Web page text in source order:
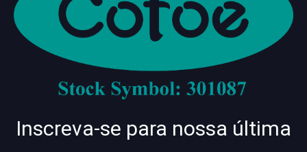
Inscreva-se para nossa última